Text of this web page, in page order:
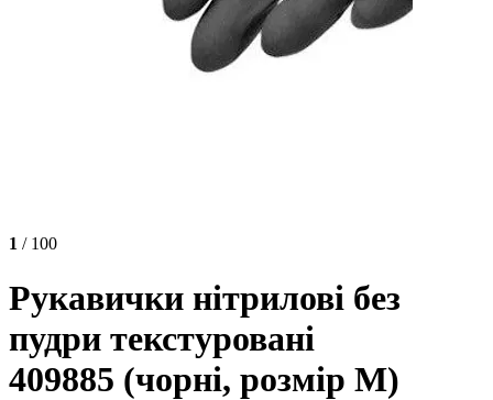
1 / 100
Рукавички нітрилові без
пудри текстуровані
409885 (чорні, розмір M)